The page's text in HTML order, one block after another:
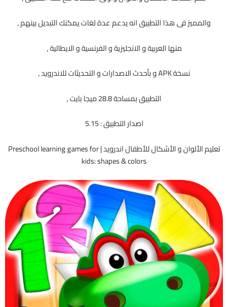
والمميز فى هذا التطبيق انه يدعم عدة لغات يمكنك التبديل بينهم ,
منها العربية و الانجليزية و الفرنسية و الايطالية ,
نسخة APK و بأحدث الاصدارات و التحديثات للاندرويد ,
التطبيق بمساحة 28.8 ميجا بايت ,
اصدار التطبيق : 5.15
تعليم الألوان و الأشكال للأطفال اندرويد | Preschool learning games for
kids: shapes & colors